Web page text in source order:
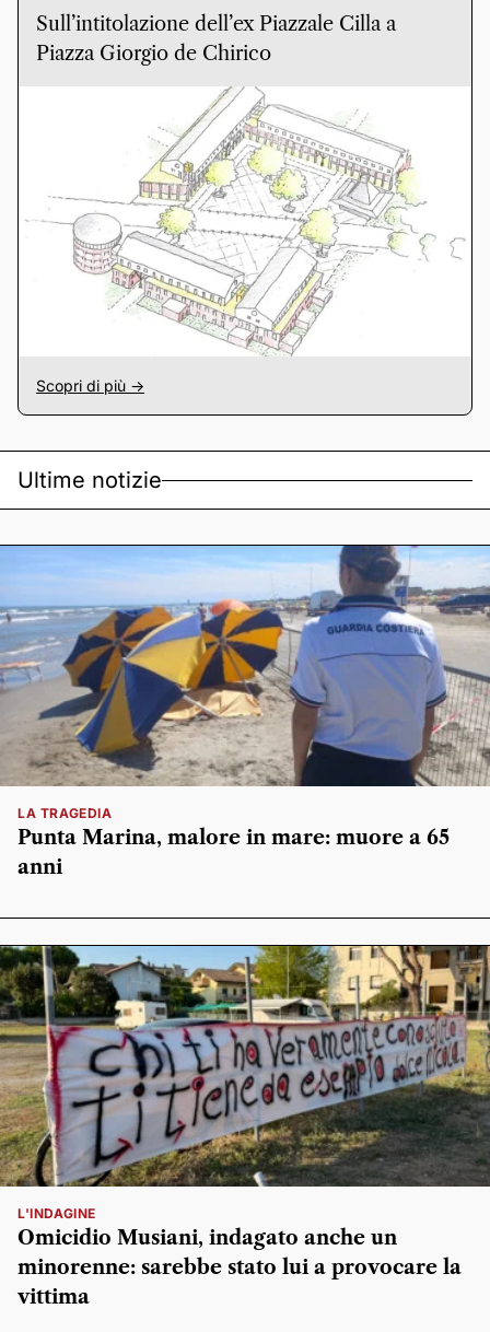
Sull’intitolazione dell’ex Piazzale Cilla a
Piazza Giorgio de Chirico
Scopri di più ->
Ultime notizie
LA TRAGEDIA
Punta Marina, malore in mare: muore a 65
anni
L'INDAGINE
Omicidio Musiani, indagato anche un
minorenne: sarebbe stato lui a provocare la
vittima